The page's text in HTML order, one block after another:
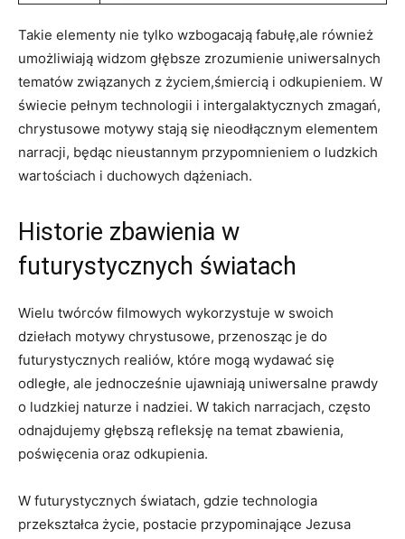
Takie elementy nie tylko wzbogacają fabułę,ale również
umożliwiają widzom głębsze zrozumienie uniwersalnych
tematów związanych z życiem,śmiercią i odkupieniem. W
świecie pełnym technologii i intergalaktycznych zmagań,
chrystusowe motywy stają się nieodłącznym elementem
narracji, będąc nieustannym przypomnieniem o ludzkich
wartościach i duchowych dążeniach.
Historie zbawienia w
futurystycznych światach
Wielu twórców filmowych wykorzystuje w swoich
dziełach motywy chrystusowe, przenosząc je do
futurystycznych realiów, które mogą wydawać się
odległe, ale jednocześnie ujawniają uniwersalne prawdy
o ludzkiej naturze i nadziei. W takich narracjach, często
odnajdujemy głębszą refleksję na temat zbawienia,
poświęcenia oraz odkupienia.
W futurystycznych światach, gdzie technologia
przekształca życie, postacie przypominające Jezusa